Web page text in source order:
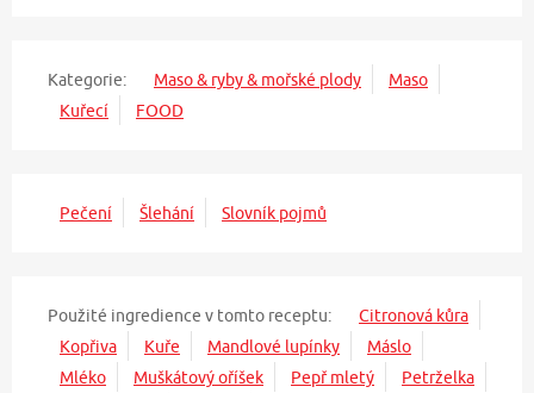
Kategorie: Maso & ryby & mořské plody
Maso
Kuřecí
FOOD
Pečení Šlehání Slovník pojmů
Použité ingredience v tomto receptu:
Citronová kůra
Kopřiva
Kuře Mandlové lupínky
Máslo
Mléko
Muškátový oříšek Pepř mletý
Petrželka